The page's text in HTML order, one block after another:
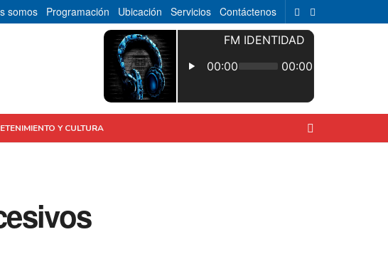
somos Programación Ubicación Servicios Contáctenos
Y CULTURA